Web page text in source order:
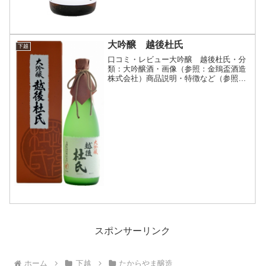
下越 大吟醸 越後杜氏
口コミ・レビュー大吟醸 越後杜氏・分
類：大吟醸酒・画像（参照：金鵄盃酒造
株式会社）商品説明・特徴など（参照：
スポンサーリンク
ホーム 下越 たからやま醸造